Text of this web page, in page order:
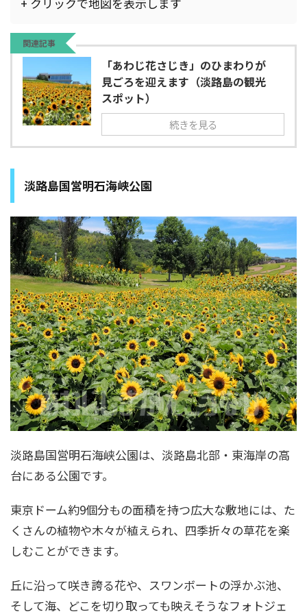
関連記事
「あわじ花さじき」のひまわりが
見ごろを迎えます（淡路島の観光
スポット）
続きを見る
淡路島国営明石海峡公園
淡路島国営明石海峡公園は、淡路島北部・東海岸の高
台にある公園です。
東京ドーム約9個分もの面積を持つ広大な敷地には、た
くさんの植物や木々が植えられ、四季折々の草花を楽
しむことができます。
丘に沿って咲き誇る花や、スワンボートの浮かぶ池、
そして海、どこを切り取っても映えそうなフォトジェ